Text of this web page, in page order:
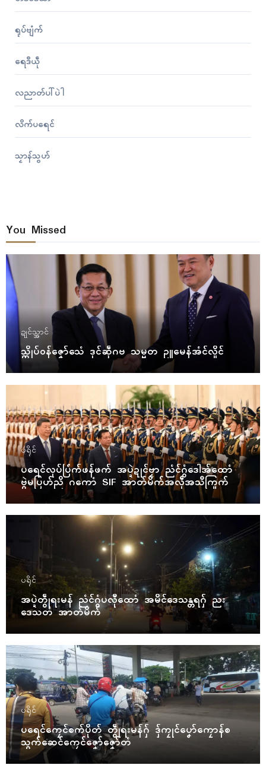
ရုပ်ဗျံက်
ရေဒဳယဵု
လညာတ်ပါ်ပဲါ
လိက်ပရေၚ်
သၟာန်သွဟ်
You Missed
ဍုၚ်သ္အာၚ်
သ္ကိုပ်ဝန်ဇၞော်သေံ ဒုၚ်ဆဵုဂဗ သမ္မတ ဥူမေန်အံၚ်လှိုၚ်
ပရိုၚ်
ပရေၚ်လုပ်ပြံက်ဖန်ဖက် အပ္ဍဲဍုၚ်ဗၟာ ညံၚ်ဂွံဒေါအ်ထောံ
ဗွဲမပြဟ်ညိ ဂကောံ SIF အာတ်မိက်အလဵုအသဳကြုက်
ပရိုၚ်
အပ္ဍဲတွဵုရးမန် ညံၚ်ဂွံပလီုထောံ အမိၚ်ဒေသန္တရဂှ် ညး
ဒေသတံ အာတ်မိက်
ပရိုၚ်
ပရေၚ်ကၠေၚ်စက်ပိုတ် တွဵုရးမန်ဂှ် ဒှ်ကၠုၚ်ပၞော်ကၠောန်စ
သွက်ဆေၚ်ကၠေၚ်ဇၞော်ဇၞော်တံ